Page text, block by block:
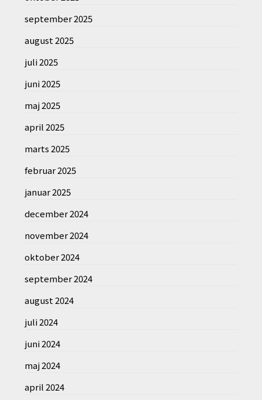
september 2025
august 2025
juli 2025
juni 2025
maj 2025
april 2025
marts 2025
februar 2025
januar 2025
december 2024
november 2024
oktober 2024
september 2024
august 2024
juli 2024
juni 2024
maj 2024
april 2024